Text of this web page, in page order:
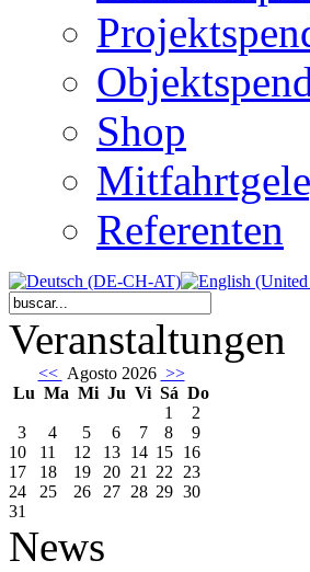
Shop
Referenten
Veranstaltungen
<< Agosto 2026 >>
Lu Ma Mi Ju Vi Sá Do
1
2
3
4 5 6 7 8
9
10
11 12 13 14 15 16
17
18 19 20 21 22 23
24
25 26 27 28 29 30
31
News